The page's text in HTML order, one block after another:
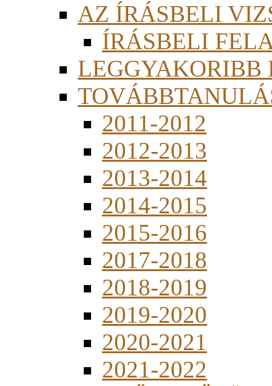
AZ ÍRÁSBELI
ÍRÁSBELI
LEGGYAKORIBB
2011-2012
2012-2013
2013-2014
2014-2015
2015-2016
2017-2018
2018-2019
2019-2020
2020-2021
2021-2022